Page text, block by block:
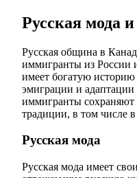
Русская мода
Русская община в
иммигранты из России
имеет богатую историю
эмиграции и адаптации
иммигранты сохраняют
традиции, в том числе
Русская мода
Русская мода имеет